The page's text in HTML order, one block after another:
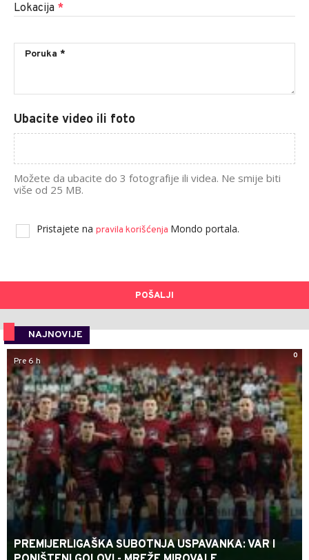
Lokacija *
Ubacite video ili foto
Možete da ubacite do 3 fotografije ili videa. Ne smije biti
više od 25 MB.
Pristajete na pravila korišćenja Mondo portala.
POŠALJI
NAJNOVIJE
0
Pre 6 h
PREMIJERLIGAŠKA SUBOTNJA USPAVANKA: VAR I